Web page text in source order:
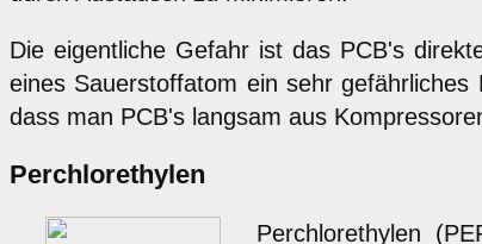
Die eigentliche Gefahr ist das PCB's
eines Sauerstoffatom ein sehr
dass man PCB's langsam aus
Perchlorethylen
Perchlorethylen